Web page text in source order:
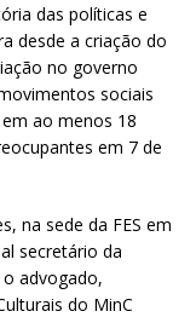
das políticas e
desde a criação do
no governo
sociais
ao menos 18
em 7 de
na sede da FES em
secretário da
advogado,
do MinC